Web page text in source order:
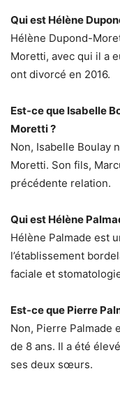
Qui est Hélène
Hélène Dupond-
Moretti, avec qui il a
ont divorcé en 2016.
Est-ce que Isabelle
Moretti ?
Non, Isabelle Boulay
Moretti. Son fils,
précédente relation.
Qui est Hélène
Hélène Palmade est
l’établissement
faciale et
Est-ce que Pierre
Non, Pierre Palmade
de 8 ans. Il a été
ses deux sœurs.